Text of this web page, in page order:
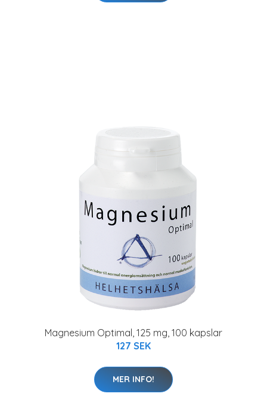
Magnesium Optimal, 125 mg, 100 kapslar
127 SEK
MER INFO!